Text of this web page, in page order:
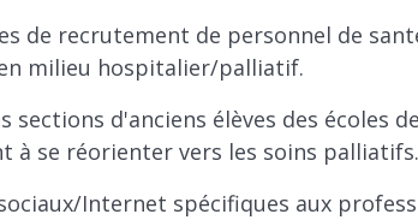
de recrutement de personnel de
milieu hospitalier/palliatif.
sections d'anciens élèves des écoles
à se réorienter vers les soins palliatifs.
Internet spécifiques aux